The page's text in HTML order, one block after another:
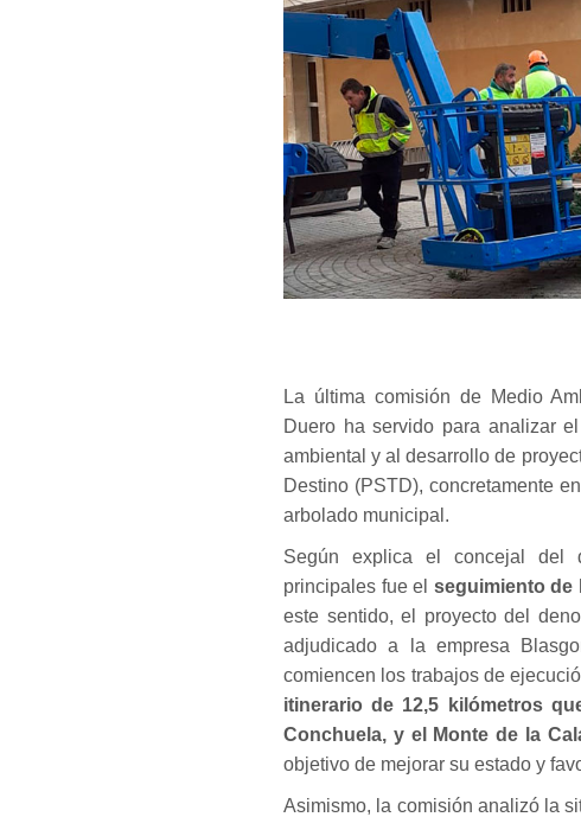
La última comisión de Medio
Duero ha servido para analizar
ambiental y al desarrollo de
Destino (PSTD), concretamente
arbolado municipal.
Según explica el concejal del
principales fue el seguimiento de
este sentido, el proyecto del
adjudicado a la empresa
comiencen los trabajos de
itinerario de 12,5 kilómetros
Conchuela, y el Monte de la
objetivo de mejorar su estado y
Asimismo, la comisión analizó la